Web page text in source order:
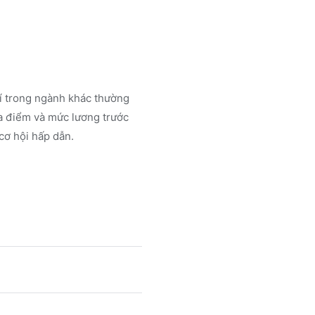
trong ngành khác thường
điểm và mức lương trước
hội hấp dẫn.